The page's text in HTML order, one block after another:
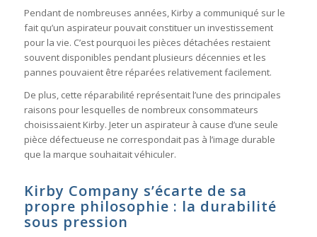
Pendant de nombreuses années, Kirby a communiqué sur le
fait qu’un aspirateur pouvait constituer un investissement
pour la vie. C’est pourquoi les pièces détachées restaient
souvent disponibles pendant plusieurs décennies et les
pannes pouvaient être réparées relativement facilement.
De plus, cette réparabilité représentait l’une des principales
raisons pour lesquelles de nombreux consommateurs
choisissaient Kirby. Jeter un aspirateur à cause d’une seule
pièce défectueuse ne correspondait pas à l’image durable
que la marque souhaitait véhiculer.
Kirby Company s’écarte de sa
propre philosophie : la durabilité
sous pression